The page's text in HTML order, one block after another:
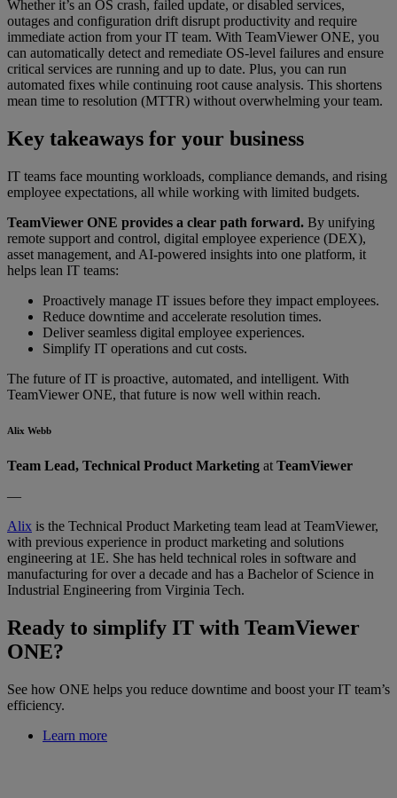
Whether it’s an OS crash, failed update, or disabled services,
outages and configuration drift disrupt productivity and require
immediate action from your IT team. With TeamViewer ONE, you
can automatically detect and remediate OS-level failures and ensure
critical services are running and up to date. Plus, you can run
automated fixes while continuing root cause analysis. This shortens
mean time to resolution (MTTR) without overwhelming your team.
Key takeaways for your business
IT teams face mounting workloads, compliance demands, and rising
employee expectations, all while working with limited budgets.
TeamViewer ONE provides a clear path forward. By unifying
remote support and control, digital employee experience (DEX),
asset management, and AI-powered insights into one platform, it
helps lean IT teams:
Proactively manage IT issues before they impact employees.
Reduce downtime and accelerate resolution times.
Deliver seamless digital employee experiences.
Simplify IT operations and cut costs.
The future of IT is proactive, automated, and intelligent. With
TeamViewer ONE, that future is now well within reach.
Alix Webb
Team Lead, Technical Product Marketing at TeamViewer
—
Alix is the Technical Product Marketing team lead at TeamViewer,
with previous experience in product marketing and solutions
engineering at 1E. She has held technical roles in software and
manufacturing for over a decade and has a Bachelor of Science in
Industrial Engineering from Virginia Tech.
Ready to simplify IT with TeamViewer
ONE?
See how ONE helps you reduce downtime and boost your IT team’s
efficiency.
Learn more